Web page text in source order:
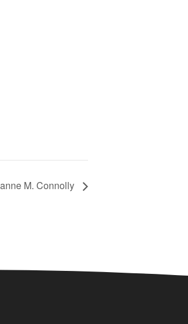
M. Connolly